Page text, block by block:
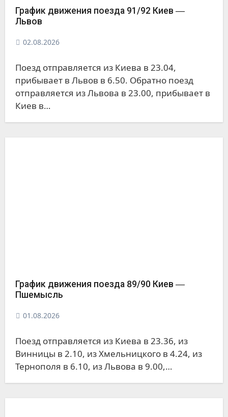
График движения поезда 91/92 Киев ―
Львов
02.08.2026
Поезд отправляется из Киева в 23.04,
прибывает в Львов в 6.50. Обратно поезд
отправляется из Львова в 23.00, прибывает в
Киев в…
График движения поезда 89/90 Киев ―
Пшемысль
01.08.2026
Поезд отправляется из Киева в 23.36, из
Винницы в 2.10, из Хмельницкого в 4.24, из
Тернополя в 6.10, из Львова в 9.00,…